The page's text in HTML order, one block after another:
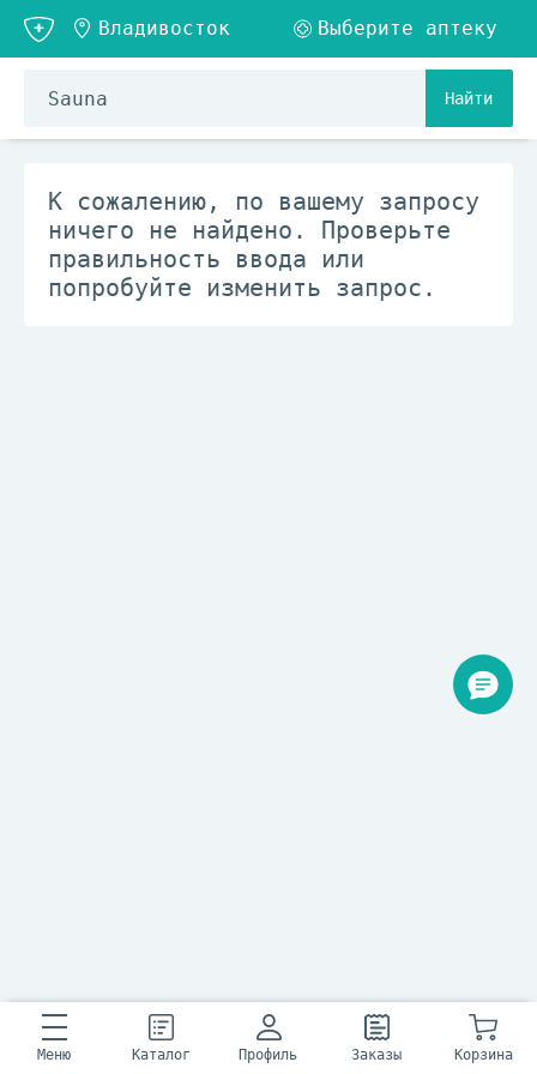
Найти
К сожалению, по вашему запросу
ничего не найдено. Проверьте
правильность ввода или
попробуйте изменить запрос.
Меню Каталог Профиль Заказы Корзина